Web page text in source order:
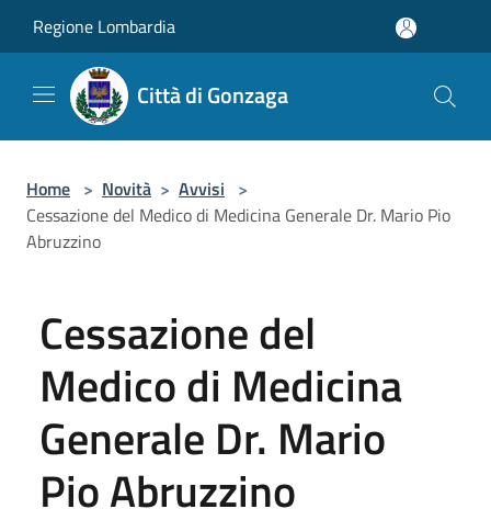
Regione Lombardia
Città di Gonzaga
Home > Novità > Avvisi >
Cessazione del Medico di Medicina Generale Dr. Mario Pio
Abruzzino
Cessazione del
Medico di Medicina
Generale Dr. Mario
Pio Abruzzino